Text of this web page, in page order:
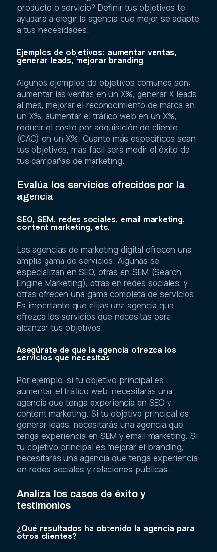
producto o servicio? Definir tus objetivos te
ayudará a elegir la agencia que mejor se adapte
a tus necesidades.
Ejemplos de objetivos: aumentar ventas,
generar leads, mejorar branding
Algunos ejemplos de objetivos comunes son:
aumentar las ventas en un X%, generar X leads
al mes, mejorar el reconocimiento de marca en
un X%, aumentar el tráfico web en un X%,
reducir el costo por adquisición de cliente
(CAC) en un X%. Cuanto más específicos sean
tus objetivos, más fácil será medir el éxito de
tus campañas de marketing.
Evalúa los servicios ofrecidos por la
agencia
SEO, SEM, redes sociales, email marketing,
content marketing, etc.
Las agencias de marketing digital ofrecen una
amplia gama de servicios. Algunas se
especializan en SEO, otras en SEM (Search
Engine Marketing), otras en redes sociales, y
otras ofrecen una gama completa de servicios.
Es importante que elijas una agencia que
ofrezca los servicios que necesitas para
alcanzar tus objetivos.
Asegúrate de que la agencia ofrezca los
servicios que necesitas
Por ejemplo, si tu objetivo principal es
aumentar el tráfico web, necesitarás una
agencia que tenga experiencia en SEO y
content marketing. Si tu objetivo principal es
generar leads, necesitarás una agencia que
tenga experiencia en SEM y email marketing. Si
tu objetivo principal es mejorar el branding,
necesitarás una agencia que tenga experiencia
en redes sociales y relaciones públicas.
Analiza los casos de éxito y
testimonios
¿Qué resultados ha obtenido la agencia para
otros clientes?